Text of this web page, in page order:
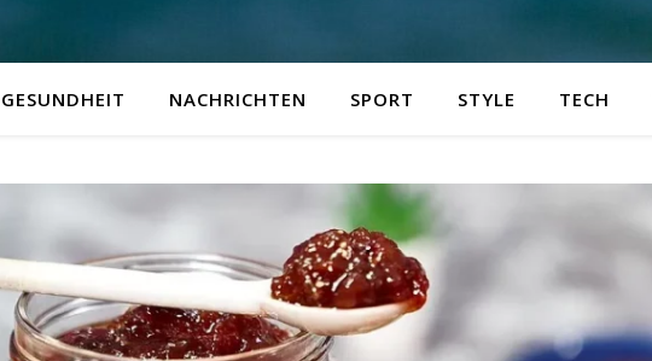
GESUNDHEIT NACHRICHTEN SPORT STYLE TECH